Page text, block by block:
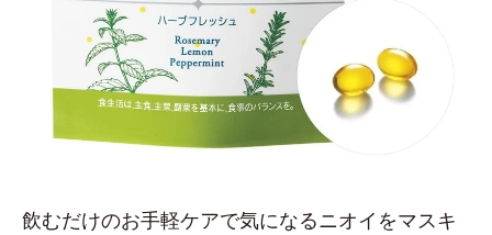
飲むだけのお手軽ケアで気になるニオイをマスキ